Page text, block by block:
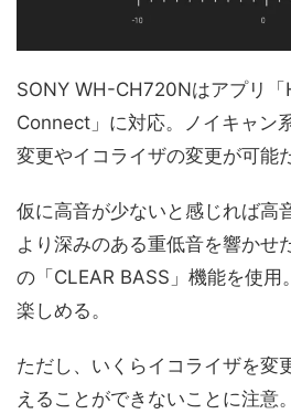
SONY WH-CH720Nはアプリ
Connect」に対応。ノイキャン
変更やイコライザの変更が可能
仮に高音が少ないと感じれば高
より深みのある重低音を響かせ
の「CLEAR BASS」機能を使用
楽しめる。
ただし、いくらイコライザを変
えることができないことに注意